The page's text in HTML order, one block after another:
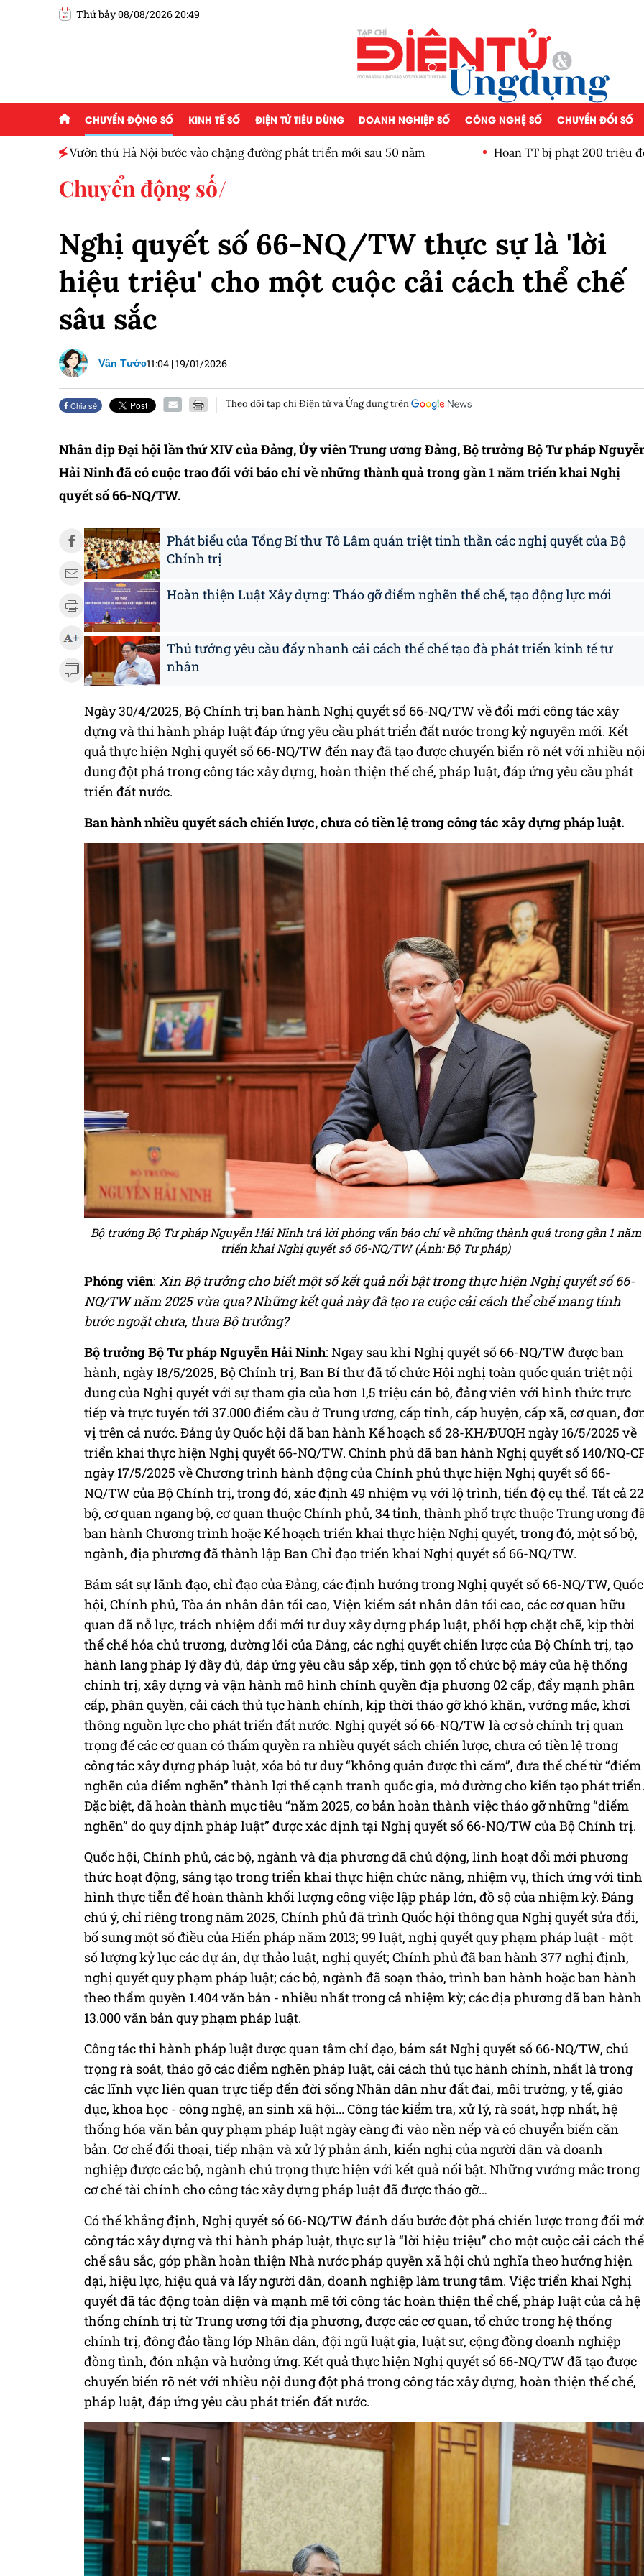
Thứ bảy 08/08/2026 20:49
CHUYỂN ĐỘNG SỐ KINH TẾ SỐ ĐIỆN TỬ TIÊU DÙNG DOANH NGHIỆP SỐ CÔNG NGHỆ SỐ CHUYỂN ĐỔI SỐ
Vườn thú Hà Nội bước vào chặng đường phát triển mới sau 50 năm Hoan TT bị phạt 200 triệu
Chuyển động số
Nghị quyết số 66-NQ/TW thực sự là 'lời
hiệu triệu' cho một cuộc cải cách thể chế
sâu sắc
Vân Tước11:04 |19/01/2026
Chia sẻ Theo dõi tạp chí Điện tử và Ứng dụng trên
Nhân dịp Đại hội lần thứ XIV của Đảng, Ủy viên Trung ương Đảng, Bộ trưởng Bộ Tư pháp
Hải Ninh đã có cuộc trao đổi với báo chí về những thành quả trong gần 1 năm triển khai Nghị
quyết số 66-NQ/TW.
Phát biểu của Tổng Bí thư Tô Lâm quán triệt tinh thần các nghị quyết của Bộ
Chính trị
Hoàn thiện Luật Xây dựng: Tháo gỡ điểm nghẽn thể chế, tạo động lực mới
Thủ tướng yêu cầu đẩy nhanh cải cách thể chế tạo đà phát triển kinh tế tư
nhân
Ngày 30/4/2025, Bộ Chính trị ban hành Nghị quyết số 66-NQ/TW về đổi mới công tác xây
dựng và thi hành pháp luật đáp ứng yêu cầu phát triển đất nước trong kỷ nguyên mới. Kết
quả thực hiện Nghị quyết số 66-NQ/TW đến nay đã tạo được chuyển biến rõ nét với nhiều
dung đột phá trong công tác xây dựng, hoàn thiện thể chế, pháp luật, đáp ứng yêu cầu phát
triển đất nước.
Ban hành nhiều quyết sách chiến lược, chưa có tiền lệ trong công tác xây dựng pháp luật.
Bộ trưởng Bộ Tư pháp Nguyễn Hải Ninh trả lời phỏng vấn báo chí về những thành quả trong gần 1 năm
triển khai Nghị quyết số 66-NQ/TW (Ảnh: Bộ Tư pháp)
Phóng viên: Xin Bộ trưởng cho biết một số kết quả nổi bật trong thực hiện Nghị quyết số 66-
NQ/TW năm 2025 vừa qua? Những kết quả này đã tạo ra cuộc cải cách thể chế mang tính
bước ngoặt chưa, thưa Bộ trưởng?
Bộ trưởng Bộ Tư pháp Nguyễn Hải Ninh: Ngay sau khi Nghị quyết số 66-NQ/TW được ban
hành, ngày 18/5/2025, Bộ Chính trị, Ban Bí thư đã tổ chức Hội nghị toàn quốc quán triệt nội
dung của Nghị quyết với sự tham gia của hơn 1,5 triệu cán bộ, đảng viên với hình thức trực
tiếp và trực tuyến tới 37.000 điểm cầu ở Trung ương, cấp tỉnh, cấp huyện, cấp xã, cơ quan,
vị trên cả nước. Đảng ủy Quốc hội đã ban hành Kế hoạch số 28-KH/ĐUQH ngày 16/5/2025 về
triển khai thực hiện Nghị quyết 66-NQ/TW. Chính phủ đã ban hành Nghị quyết số 140/NQ-
ngày 17/5/2025 về Chương trình hành động của Chính phủ thực hiện Nghị quyết số 66-
NQ/TW của Bộ Chính trị, trong đó, xác định 49 nhiệm vụ với lộ trình, tiến độ cụ thể. Tất cả 22
bộ, cơ quan ngang bộ, cơ quan thuộc Chính phủ, 34 tỉnh, thành phố trực thuộc Trung ương
ban hành Chương trình hoặc Kế hoạch triển khai thực hiện Nghị quyết, trong đó, một số bộ,
ngành, địa phương đã thành lập Ban Chỉ đạo triển khai Nghị quyết số 66-NQ/TW.
Bám sát sự lãnh đạo, chỉ đạo của Đảng, các định hướng trong Nghị quyết số 66-NQ/TW, Quốc
hội, Chính phủ, Tòa án nhân dân tối cao, Viện kiểm sát nhân dân tối cao, các cơ quan hữu
quan đã nỗ lực, trách nhiệm đổi mới tư duy xây dựng pháp luật, phối hợp chặt chẽ, kịp thời
thể chế hóa chủ trương, đường lối của Đảng, các nghị quyết chiến lược của Bộ Chính trị, tạo
hành lang pháp lý đầy đủ, đáp ứng yêu cầu sắp xếp, tinh gọn tổ chức bộ máy của hệ thống
chính trị, xây dựng và vận hành mô hình chính quyền địa phương 02 cấp, đẩy mạnh phân
cấp, phân quyền, cải cách thủ tục hành chính, kịp thời tháo gỡ khó khăn, vướng mắc, khơi
thông nguồn lực cho phát triển đất nước. Nghị quyết số 66-NQ/TW là cơ sở chính trị quan
trọng để các cơ quan có thẩm quyền ra nhiều quyết sách chiến lược, chưa có tiền lệ trong
công tác xây dựng pháp luật, xóa bỏ tư duy “không quản được thì cấm”, đưa thể chế từ “điểm
nghẽn của điểm nghẽn” thành lợi thế cạnh tranh quốc gia, mở đường cho kiến tạo phát triển.
Đặc biệt, đã hoàn thành mục tiêu “năm 2025, cơ bản hoàn thành việc tháo gỡ những “điểm
nghẽn” do quy định pháp luật” được xác định tại Nghị quyết số 66-NQ/TW của Bộ Chính trị.
Quốc hội, Chính phủ, các bộ, ngành và địa phương đã chủ động, linh hoạt đổi mới phương
thức hoạt động, sáng tạo trong triển khai thực hiện chức năng, nhiệm vụ, thích ứng với tình
hình thực tiễn để hoàn thành khối lượng công việc lập pháp lớn, đồ sộ của nhiệm kỳ. Đáng
chú ý, chỉ riêng trong năm 2025, Chính phủ đã trình Quốc hội thông qua Nghị quyết sửa đổi,
bổ sung một số điều của Hiến pháp năm 2013; 99 luật, nghị quyết quy phạm pháp luật - một
số lượng kỷ lục các dự án, dự thảo luật, nghị quyết; Chính phủ đã ban hành 377 nghị định,
nghị quyết quy phạm pháp luật; các bộ, ngành đã soạn thảo, trình ban hành hoặc ban hành
theo thẩm quyền 1.404 văn bản - nhiều nhất trong cả nhiệm kỳ; các địa phương đã ban hành
13.000 văn bản quy phạm pháp luật.
Công tác thi hành pháp luật được quan tâm chỉ đạo, bám sát Nghị quyết số 66-NQ/TW, chú
trọng rà soát, tháo gỡ các điểm nghẽn pháp luật, cải cách thủ tục hành chính, nhất là trong
các lĩnh vực liên quan trực tiếp đến đời sống Nhân dân như đất đai, môi trường, y tế, giáo
dục, khoa học - công nghệ, an sinh xã hội... Công tác kiểm tra, xử lý, rà soát, hợp nhất, hệ
thống hóa văn bản quy phạm pháp luật ngày càng đi vào nền nếp và có chuyển biến căn
bản. Cơ chế đối thoại, tiếp nhận và xử lý phản ánh, kiến nghị của người dân và doanh
nghiệp được các bộ, ngành chú trọng thực hiện với kết quả nổi bật. Những vướng mắc trong
cơ chế tài chính cho công tác xây dựng pháp luật đã được tháo gỡ…
Có thể khẳng định, Nghị quyết số 66-NQ/TW đánh dấu bước đột phá chiến lược trong đổi
công tác xây dựng và thi hành pháp luật, thực sự là “lời hiệu triệu” cho một cuộc cải cách thể
chế sâu sắc, góp phần hoàn thiện Nhà nước pháp quyền xã hội chủ nghĩa theo hướng hiện
đại, hiệu lực, hiệu quả và lấy người dân, doanh nghiệp làm trung tâm. Việc triển khai Nghị
quyết đã tác động toàn diện và mạnh mẽ tới công tác hoàn thiện thể chế, pháp luật của cả hệ
thống chính trị từ Trung ương tới địa phương, được các cơ quan, tổ chức trong hệ thống
chính trị, đông đảo tầng lớp Nhân dân, đội ngũ luật gia, luật sư, cộng đồng doanh nghiệp
đồng tình, đón nhận và hưởng ứng. Kết quả thực hiện Nghị quyết số 66-NQ/TW đã tạo được
chuyển biến rõ nét với nhiều nội dung đột phá trong công tác xây dựng, hoàn thiện thể chế,
pháp luật, đáp ứng yêu cầu phát triển đất nước.